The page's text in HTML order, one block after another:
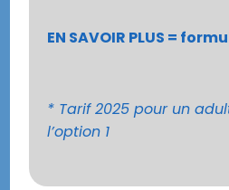
EN SAVOIR PLUS =
* Tarif 2025 pour un
l’option 1